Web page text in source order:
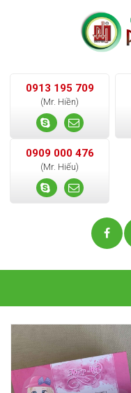
0913 195 709
(Mr. Hiền)
0909 000 476
(Mr. Hiếu)